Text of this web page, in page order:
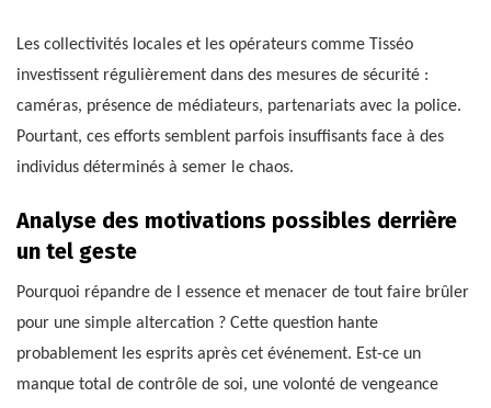
Les collectivités locales et les opérateurs comme Tisséo
investissent régulièrement dans des mesures de sécurité :
caméras, présence de médiateurs, partenariats avec la police.
Pourtant, ces efforts semblent parfois insuffisants face à des
individus déterminés à semer le chaos.
Analyse des motivations possibles derrière
un tel geste
Pourquoi répandre de l essence et menacer de tout faire brûler
pour une simple altercation ? Cette question hante
probablement les esprits après cet événement. Est-ce un
manque total de contrôle de soi, une volonté de vengeance